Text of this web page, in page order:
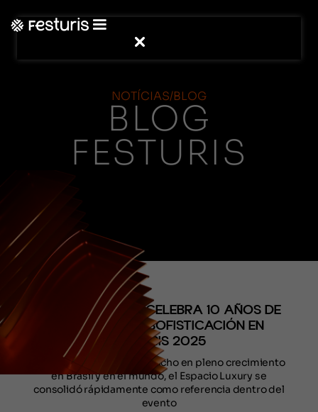
NOTÍCIAS/BLOG
BLOG
FESTURIS
(NOTICIAS)
ESPACIO LUXURY CELEBRA 10 AÑOS DE
CURADURÍA Y SOFISTICACIÓN EN
FESTURIS 2025
Creado para atender un nicho en pleno crecimiento
en Brasil y en el mundo, el Espacio Luxury se
consolidó rápidamente como referencia dentro del
evento